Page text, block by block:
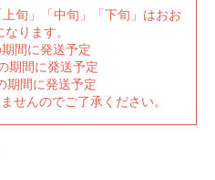
旬」「中旬」「下旬」はおお
ります。
間に発送予定
期間に発送予定
期間に発送予定
せんのでご了承ください。